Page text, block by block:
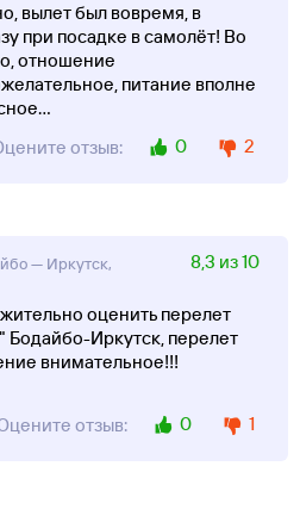
вылет был вовремя, в
при посадке в самолёт! Во
отношение
питание вполне
...
отзыв: 0 2
— Иркутск,
8,3 из 10
оценить перелет
Иркутск, перелет
внимательное!!!
отзыв:
0 1